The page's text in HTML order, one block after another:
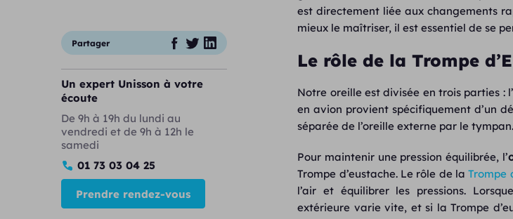
Partager
Un expert Unisson à votre
écoute
De 9h à 19h du lundi au
vendredi et de 9h à 12h le
samedi
01 73 03 04 25
Prendre rendez-vous
est directement liée aux changements
mieux le maîtriser, il est essentiel de se
Le rôle de la Trompe
Notre oreille est divisée en trois parties :
en avion provient spécifiquement d’un
séparée de l’oreille externe par le tympan.
Pour maintenir une pression équilibrée, l’
Trompe d’eustache. Le rôle de laTrompe
l’air et équilibrer les pressions.
extérieure varie vite, et si la Trompe